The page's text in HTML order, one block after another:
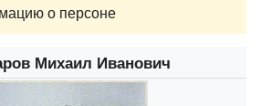
о персоне
Михаил Иванович